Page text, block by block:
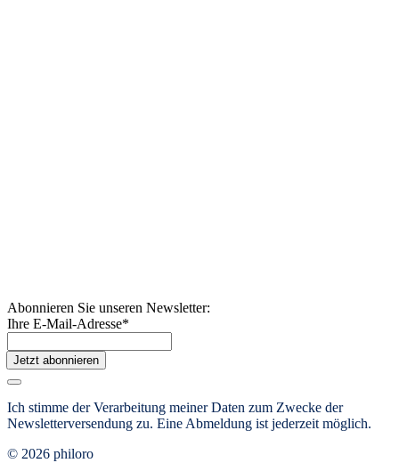
Abonnieren Sie unseren Newsletter:
Ihre E-Mail-Adresse*
Jetzt abonnieren
Ich stimme der Verarbeitung meiner Daten zum Zwecke der
Newsletterversendung zu. Eine Abmeldung ist jederzeit möglich.
© 2026 philoro